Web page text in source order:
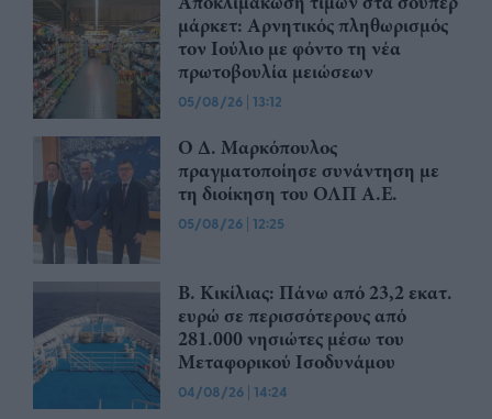
μάρκετ: Αρνητικός πληθωρισμός
τον Ιούλιο με φόντο τη νέα
πρωτοβουλία μειώσεων
05/08/26 | 13:12
Ο Δ. Μαρκόπουλος
πραγματοποίησε συνάντηση με
τη διοίκηση του ΟΛΠ Α.Ε.
05/08/26 | 12:25
Β. Κικίλιας: Πάνω από 23,2 εκατ.
ευρώ σε περισσότερους από
281.000 νησιώτες μέσω του
Μεταφορικού Ισοδυνάμου
04/08/26 | 14:24